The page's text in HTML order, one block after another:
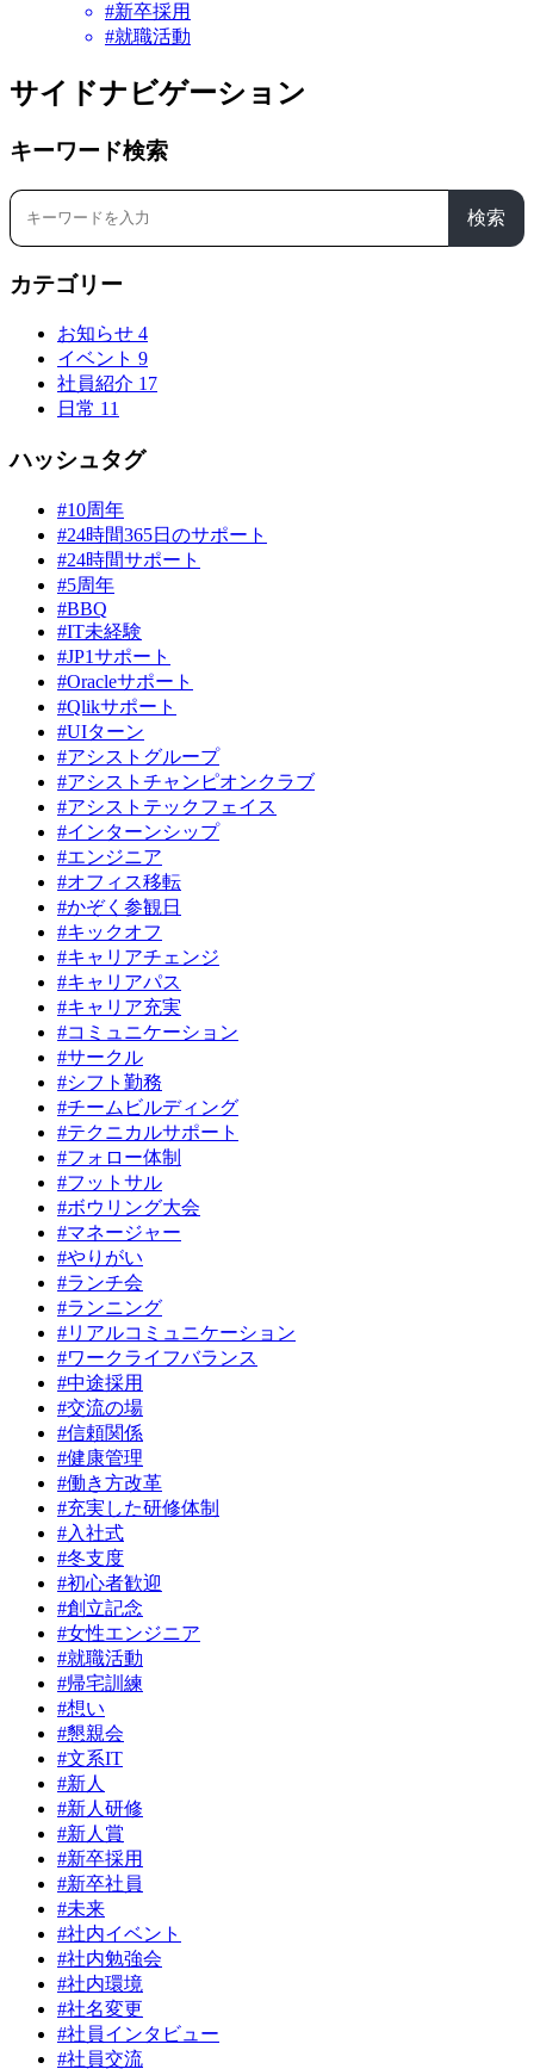
#新卒採用
#就職活動
サイドナビゲーション
キーワード検索
検索
カテゴリー
お知らせ 4
イベント 9
社員紹介 17
日常 11
ハッシュタグ
#10周年
#24時間365日のサポート
#24時間サポート
#5周年
#BBQ
#IT未経験
#JP1サポート
#Oracleサポート
#Qlikサポート
#UIターン
#アシストグループ
#アシストチャンピオンクラブ
#アシストテックフェイス
#インターンシップ
#エンジニア
#オフィス移転
#かぞく参観日
#キックオフ
#キャリアチェンジ
#キャリアパス
#キャリア充実
#コミュニケーション
#サークル
#シフト勤務
#チームビルディング
#テクニカルサポート
#フォロー体制
#フットサル
#ボウリング大会
#マネージャー
#やりがい
#ランチ会
#ランニング
#リアルコミュニケーション
#ワークライフバランス
#中途採用
#交流の場
#信頼関係
#健康管理
#働き方改革
#充実した研修体制
#入社式
#冬支度
#初心者歓迎
#創立記念
#女性エンジニア
#就職活動
#帰宅訓練
#想い
#懇親会
#文系IT
#新人
#新人研修
#新人賞
#新卒採用
#新卒社員
#未来
#社内イベント
#社内勉強会
#社内環境
#社名変更
#社員インタビュー
#社員交流